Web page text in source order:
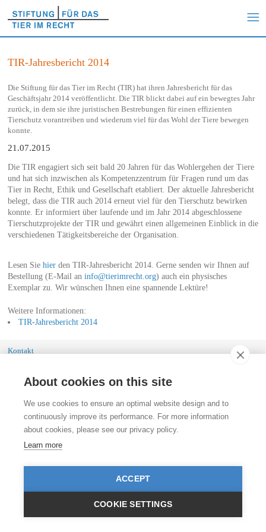
TIR-Jahresbericht 2014
Die Stiftung für das Tier im Recht (TIR) hat ihren Jahresbericht für das
Geschäftsjahr 2014 veröffentlicht. Die TIR blickt dabei auf ein bewegtes Jahr
zurück, in dem sie ihre juristischen Bestrebungen für einen effizienten
Tierschutz vorantreiben und wiederum viel für das Wohl der Tiere bewegen
konnte.
21.07.2015
Die TIR engagiert sich seit bald 20 Jahren für das Wohlergehen der Tiere
und hat sich inzwischen als Kompetenzzentrum für Fragen rund um das
Tier in Recht, Ethik und Gesellschaft etabliert. Der aktuelle Jahresbericht
belegt, dass die TIR auch 2014 erneut viel für den Tierschutz bewirken
konnte. Er informiert über laufende und im Jahr 2014 abgeschlossene
Tierschutzprojekte der TIR und gewährt einen allgemeinen Einblick in die
verschiedenen Tätigkeitsbereiche der Organisation.
Lesen Sie hierden TIR-Jahresbericht 2014. Gerne senden wir Ihnen auf
Bestellung (E-Mail an info@tierimrecht.org) auch ein physisches
Exemplar zu. Wir wünschen Ihnen eine spannende Lektüre!
Weitere Informationen:
TIR-Jahresbericht 2014
Kontakt
CH - 8006 Zürich
info@tierimrecht.org
Ihre Spende kann von den Steuern abgezogen werden.
IBAN: CH17 0900 0000 8770 0700 7, PostFinance CHF
IBAN: CH39 0900 0000 9113 3025 5, PostFinance EUR
IBAN: CH22 8080 8001 5799 0350 4, Raiffeisenbank CHF
About cookies on this site
We use cookies to ensure an optimal website design and to
continuously improve its performance. For more information
about cookies, please see our privacy policy.
Learn more
ACCEPT
COOKIE SETTINGS